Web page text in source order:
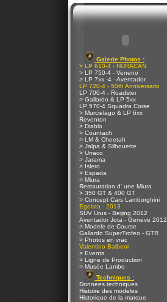
Galerie Photos :
> LP 610-4 - HURACAN
> LP 750-4 - Veneno
> LP 7xx -4 - Aventador
LP 720-4 - 50th Anniversario
LP 700-4 - Roadster
> Gallardo & LP 5xx
LP 570-4 Squadra Corse
> Murcielago & LP 6xx
Reventon
> Diablo
> Countach
> LM & Cheetah
> Jalpa & Silhouette
> Urraco
> Jarama
> Islero
> Espada
> Miura
Restauration d' une Miura
> 350 GT & 400 GT
> Concept Cars Lamborghini
Egoista - 2013
SUV Urus - Beijing 2012
Aventador Jota - Geneve 2012
> Modele de Course
Gallardo SuperTrofeo - GTR
> Photos en vrac
Valentino Balboni
> Events
> Ligne de Production
> Musée Lambo
Techniques :
Donnees techniques
Histoire des modeles
Historique de la marque